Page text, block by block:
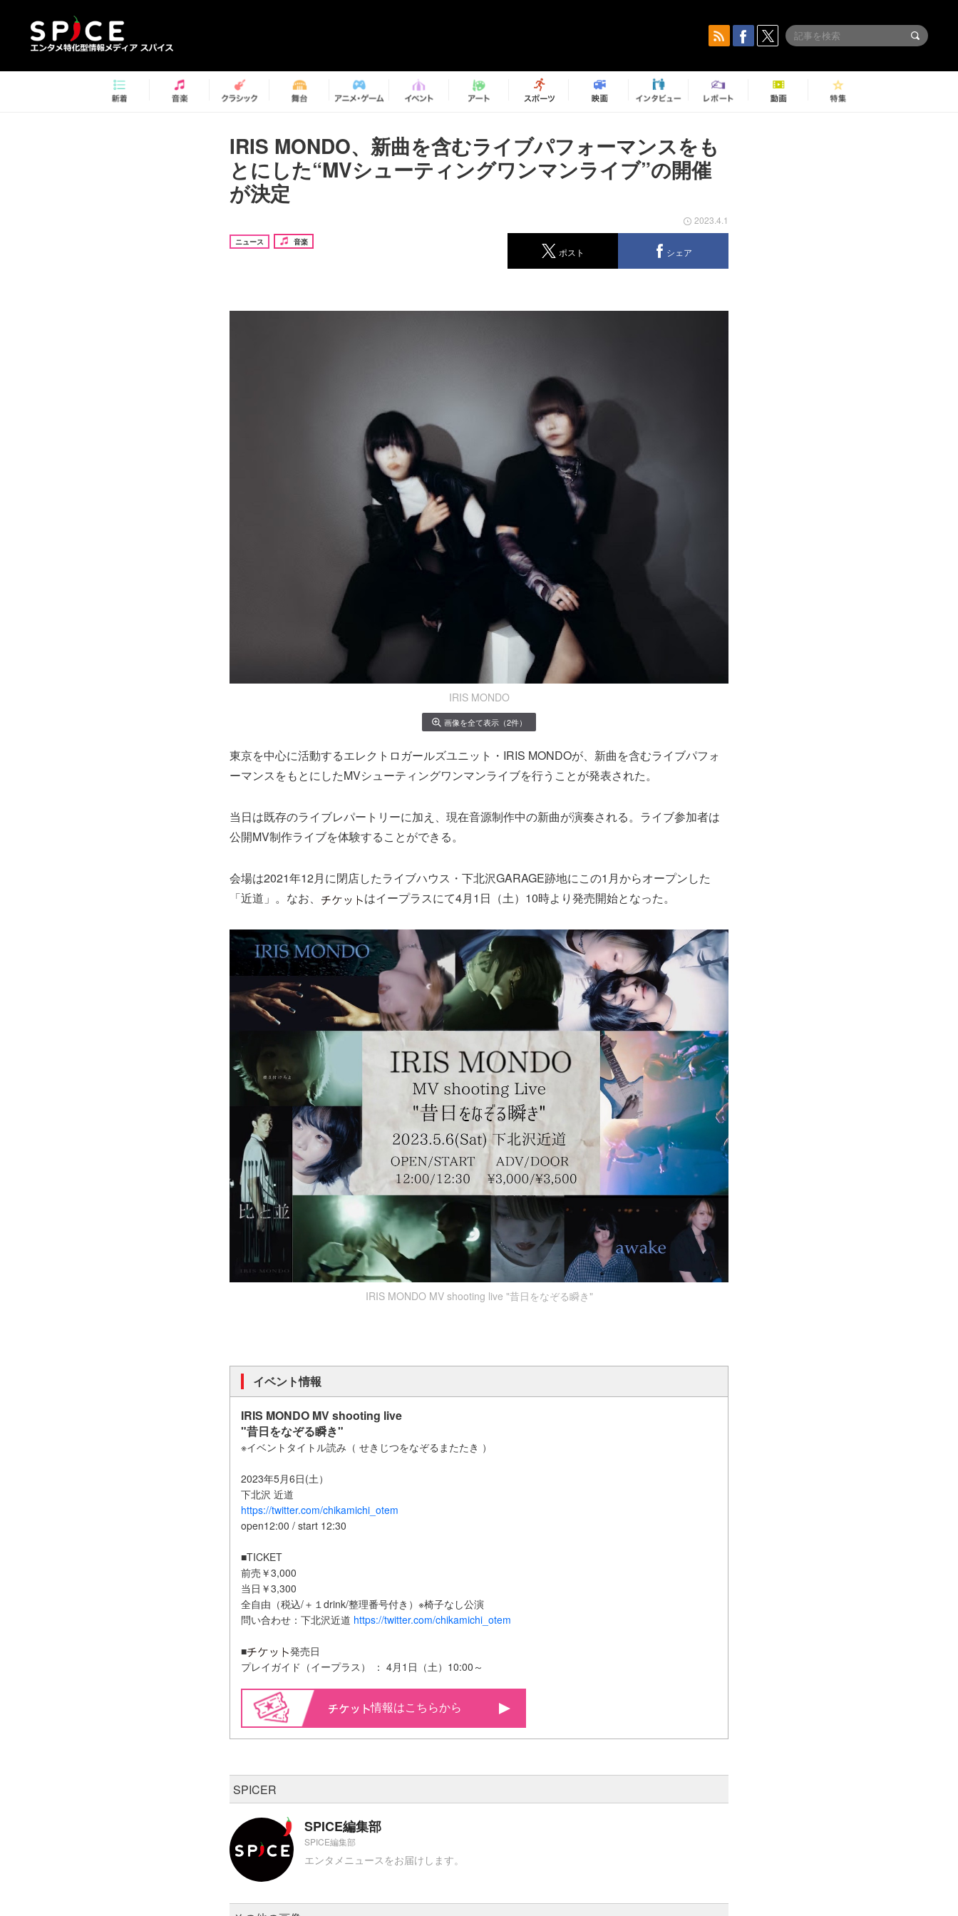
IRIS MONDO、新曲を含むライブパフォーマンスをも
とにした“MVシューティングワンマンライブ”の開催
が決定
ニュース 音楽
2023.4.1
ポスト シェア
IRIS MONDO
画像を全て表示（2件）
東京を中心に活動するエレクトロガールズユニット・IRIS MONDOが、新曲を含むライブパフォ
ーマンスをもとにしたMVシューティングワンマンライブを行うことが発表された。
当日は既存のライブレパートリーに加え、現在音源制作中の新曲が演奏される。ライブ参加者は
公開MV制作ライブを体験することができる。
会場は2021年12月に閉店したライブハウス・下北沢GARAGE跡地にこの1月からオープンした
「近道」。なお、
はイープラスにて4月1日（土）10時より発売開始となった。
IRIS MONDO MV shooting live "昔日をなぞる瞬き"
イベント情報
IRIS MONDO MV shooting live
"昔日をなぞる瞬き"
※イベントタイトル読み（ せきじつをなぞるまたたき ）
2023年5月6日(土）
下北沢 近道
https://twitter.com/chikamichi_otem
open12:00 / start 12:30
■TICKET
前売￥3,000
当日￥3,300
全自由（税込/＋１drink/整理番号付き）※椅子なし公演
問い合わせ：下北沢近道 https://twitter.com/chikamichi_otem
■
発売日
プレイガイド（イープラス） ： 4月1日（土）10:00～
情報はこちらから
SPICER
SPICE編集部
SPICE編集部
エンタメニュースをお届けします。